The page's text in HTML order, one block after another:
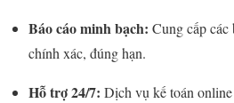
Báo cáo minh bạch: Cung cấp các
chính xác, đúng hạn.
Hỗ trợ 24/7: Dịch vụ kế toán